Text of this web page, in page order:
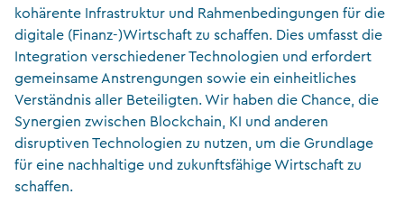
kohärente Infrastruktur und Rahmenbedingungen für die
digitale (Finanz-)Wirtschaft zu schaffen. Dies umfasst die
Integration verschiedener Technologien und erfordert
gemeinsame Anstrengungen sowie ein einheitliches
Verständnis aller Beteiligten. Wir haben die Chance, die
Synergien zwischen Blockchain, KI und anderen
disruptiven Technologien zu nutzen, um die Grundlage
für eine nachhaltige und zukunftsfähige Wirtschaft zu
schaffen.